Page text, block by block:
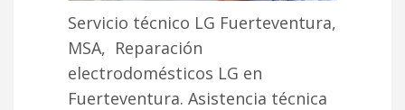
Servicio técnico LG Fuerteventura,
MSA, Reparación
electrodomésticos LG en
Fuerteventura. Asistencia técnica